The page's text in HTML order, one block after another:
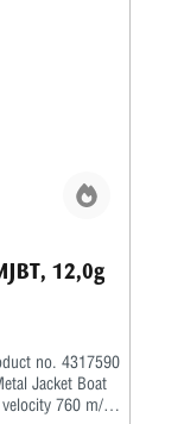
12,0g